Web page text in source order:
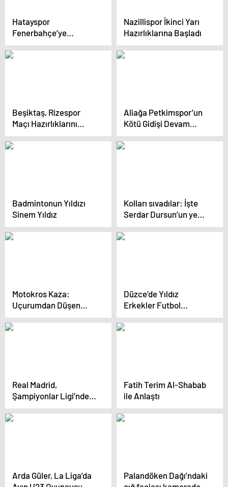
Hatayspor
Fenerbahçe’ye
Hazırlanıyor
Nazillispor İkinci Yarı
Hazırlıklarına Başladı
Beşiktaş, Rizespor
Maçı Hazırlıklarını
Sürdürüyor
Aliağa Petkimspor’un
Kötü Gidişi Devam
Ediyor
Badmintonun Yıldızı
Sinem Yıldız
Kolları sıvadılar: İşte
Serdar Dursun’un yeni
takımı
Motokros Kaza:
Uçurumdan Düşen
Yaralı Helikopterle
Hastaneye Taşındı
Düzce’de Yıldız
Erkekler Futbol
Müsabakaları
Sonuçlandı: Hürriyet
Real Madrid,
Şampiyonlar Ligi’nden
vazgeçti
Fatih Terim Al-Shabab
ile Anlaştı
Arda Güler, La Liga’da
Palandöken Dağı’ndaki